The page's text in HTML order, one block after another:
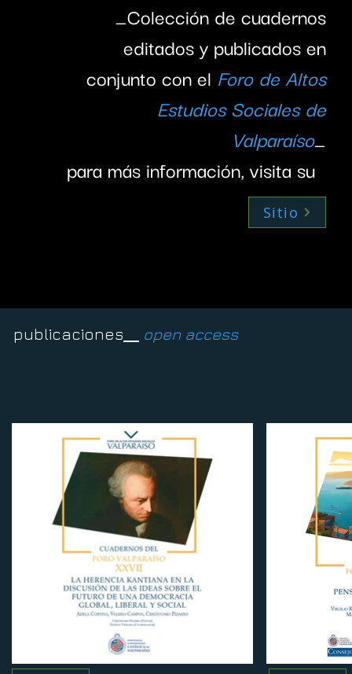
_Colección de cuadernos
editados y publicados en
conjunto con el Foro de Altos
Estudios Sociales de
Valparaíso_
para más información, visita su
Sitio
publicaciones open access